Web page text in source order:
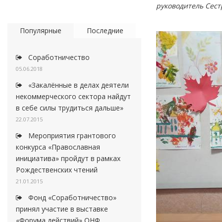
Популярные Последние
Соработничество
05.06.2018
«Закалённые в делах деятели
некоммерческого сектора найдут
в себе силы трудиться дальше»
22.07.2015
Мероприятия грантового
конкурса «Православная
инициатива» пройдут в рамках
Рождественских чтений
21.01.2015
Фонд «Соработничество»
принял участие в выставке
руководитель